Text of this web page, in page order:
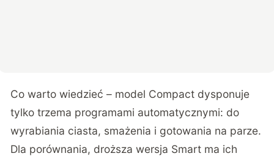
Co warto wiedzieć – model Compact dysponuje
tylko trzema programami automatycznymi: do
wyrabiania ciasta, smażenia i gotowania na parze.
Dla porównania, droższa wersja Smart ma ich